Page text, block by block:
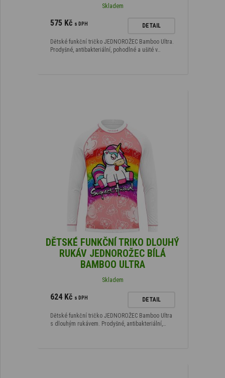
Skladem
575 Kč s DPH DETAIL
Dětské funkční tričko JEDNOROŽEC Bamboo Ultra.
Prodyšné, antibakteriální, pohodlné a ušité v…
DĚTSKÉ FUNKČNÍ TRIKO DLOUHÝ
RUKÁV JEDNOROŽEC BÍLÁ
BAMBOO ULTRA
Skladem
624 Kč s DPH DETAIL
Dětské funkční tričko JEDNOROŽEC Bamboo Ultra
s dlouhým rukávem. Prodyšné, antibakteriální,…